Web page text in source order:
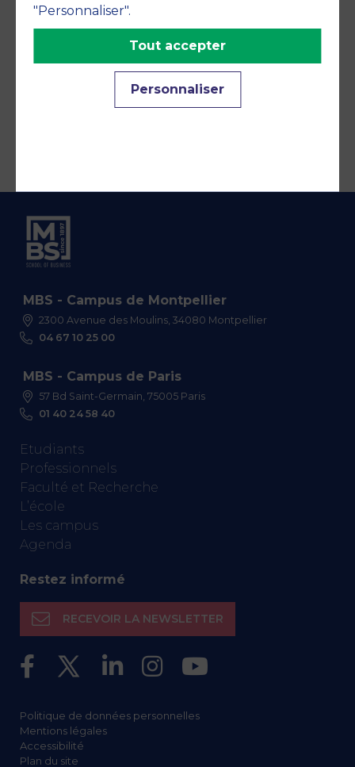
MBS - Campus de Montpellier
2300 Avenue des Moulins, 34080 Montpellier
04 67 10 25 00
MBS - Campus de Paris
57 Bd Saint-Germain, 75005 Paris
01 40 24 58 40
Etudiants
Professionnels
Faculté et Recherche
L’école
Les campus
Agenda
Restez informé
RECEVOIR LA NEWSLETTER
Politique de données personnelles
Mentions légales
Accessibilité
Plan du site
"Personnaliser".
Personnaliser
Tout accepter